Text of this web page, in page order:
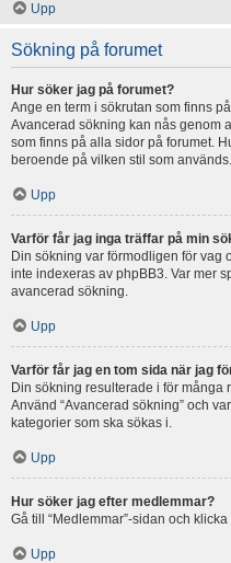
Upp
Sökning på forumet
Hur söker jag på forumet?
Ange en term i sökrutan som finns
Avancerad sökning kan nås genom
som finns på alla sidor på forumet.
beroende på vilken stil som används.
Upp
Varför får jag inga träffar på min
Din sökning var förmodligen för vag
inte indexeras av phpBB3. Var mer
avancerad sökning.
Upp
Varför får jag en tom sida när jag
Din sökning resulterade i för många
Använd “Avancerad sökning” och
kategorier som ska sökas i.
Upp
Hur söker jag efter medlemmar?
Gå till “Medlemmar”-sidan och
Upp